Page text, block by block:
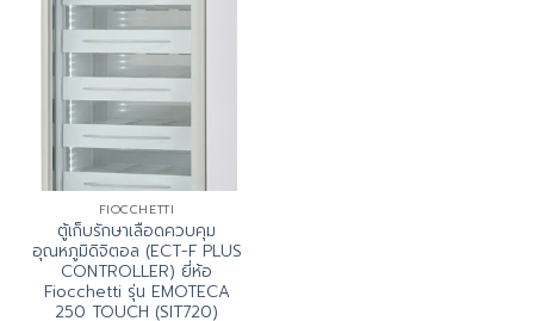
FIOCCHETTI
ตู้เก็บรักษาเลือดควบคุม
อุณหภูมิดิจิตอล (ECT-F PLUS
CONTROLLER) ยี่ห้อ
Fiocchetti รุ่น EMOTECA
250 TOUCH (SIT720)